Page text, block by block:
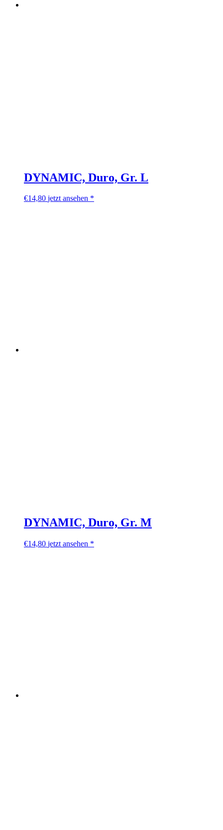
DYNAMIC, Duro, Gr. L
€14,80 jetzt ansehen *
DYNAMIC, Duro, Gr. M
€14,80 jetzt ansehen *